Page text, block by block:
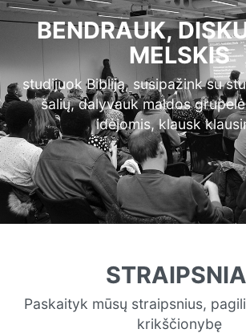
BENDRAUK,
MELSKIS
studijuok Bibliją, susipažink su
šalių, dalyvauk maldos
idėjomis, klausk
Paskaityk mūsų straipsnius,
krikščionybę